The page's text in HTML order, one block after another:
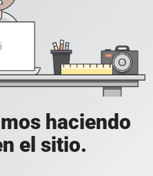
haciendo
el sitio.